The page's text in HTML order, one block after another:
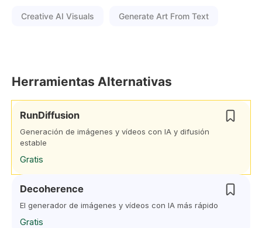
Creative AI Visuals Generate Art From Text
Herramientas Alternativas
RunDiffusion
Generación de imágenes y vídeos con IA y difusión
estable
Gratis
Decoherence
El generador de imágenes y vídeos con IA más rápido
Gratis